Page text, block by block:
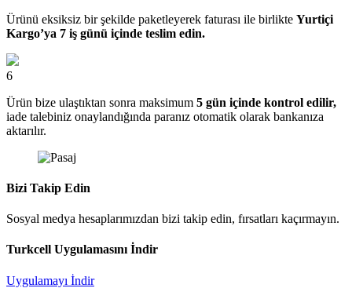
Ürünü eksiksiz bir şekilde paketleyerek faturası ile birlikte Yurtiçi
Kargo’ya 7 iş günü içinde teslim edin.
6
Ürün bize ulaştıktan sonra maksimum 5 gün içinde kontrol edilir,
iade talebiniz onaylandığında paranız otomatik olarak bankanıza
aktarılır.
Bizi Takip Edin
Sosyal medya hesaplarımızdan bizi takip edin, fırsatları kaçırmayın.
Turkcell Uygulamasını İndir
Uygulamayı İndir